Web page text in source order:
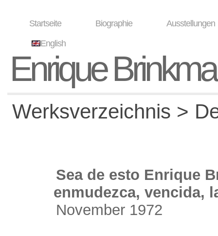
Startseite Biographie Ausstellungen
English
Enrique
Werksverzeichnis >
Sea de esto Enrique
enmudezca, vencida,
November 1972